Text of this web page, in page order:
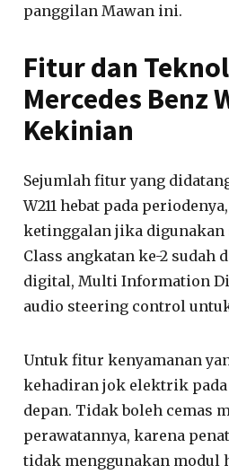
panggilan Mawan ini.
Fitur dan
Mercedes Benz
Kekinian
Sejumlah fitur yang
W211 hebat pada
ketinggalan jika digunakan
Class angkatan ke-2 sudah
digital, Multi Information
audio steering control
Untuk fitur kenyamanan
kehadiran jok elektrik pada
depan. Tidak boleh cemas
perawatannya, karena
tidak menggunakan modul